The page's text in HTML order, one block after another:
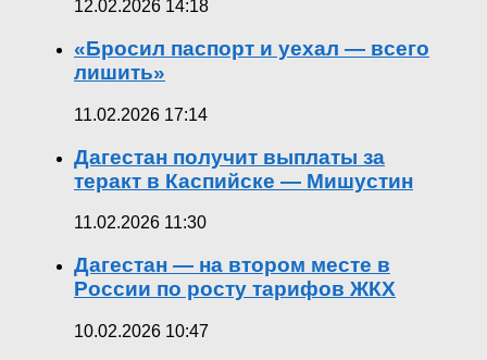
12.02.2026 14:18
«Бросил паспорт и уехал — всего
лишить»
11.02.2026 17:14
Дагестан получит выплаты за
теракт в Каспийске — Мишустин
11.02.2026 11:30
Дагестан — на втором месте в
России по росту тарифов ЖКХ
10.02.2026 10:47